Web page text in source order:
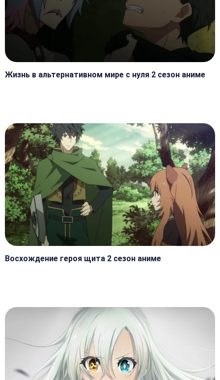
Жизнь в альтернативном мире с нуля 2 сезон аниме
Восхождение героя щита 2 сезон аниме